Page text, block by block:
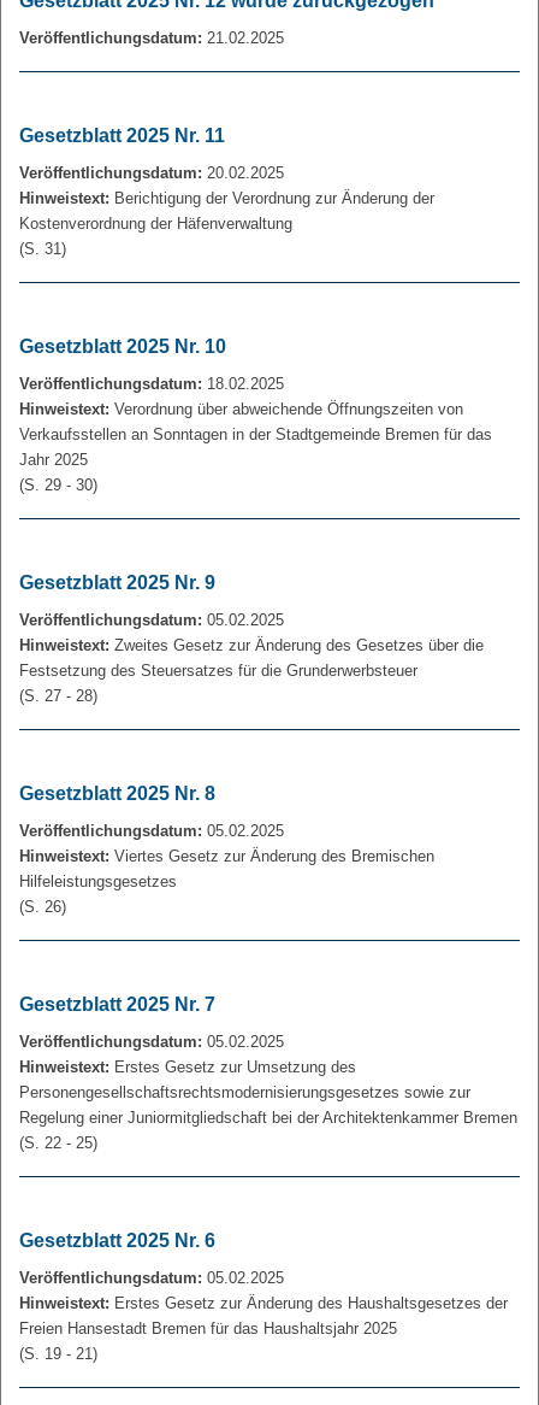
Veröffentlichungsdatum: 21.02.2025
Gesetzblatt 2025 Nr. 11
Veröffentlichungsdatum: 20.02.2025
Hinweistext: Berichtigung der Verordnung zur Änderung der
Kostenverordnung der Häfenverwaltung
(S. 31)
Gesetzblatt 2025 Nr. 10
Veröffentlichungsdatum: 18.02.2025
Hinweistext: Verordnung über abweichende Öffnungszeiten von
Verkaufsstellen an Sonntagen in der Stadtgemeinde Bremen für das
Jahr 2025
(S. 29 - 30)
Gesetzblatt 2025 Nr. 9
Veröffentlichungsdatum: 05.02.2025
Hinweistext: Zweites Gesetz zur Änderung des Gesetzes über die
Festsetzung des Steuersatzes für die Grunderwerbsteuer
(S. 27 - 28)
Gesetzblatt 2025 Nr. 8
Veröffentlichungsdatum: 05.02.2025
Hinweistext: Viertes Gesetz zur Änderung des Bremischen
Hilfeleistungsgesetzes
(S. 26)
Gesetzblatt 2025 Nr. 7
Veröffentlichungsdatum: 05.02.2025
Hinweistext: Erstes Gesetz zur Umsetzung des
Personengesellschaftsrechtsmodernisierungsgesetzes sowie zur
Regelung einer Juniormitgliedschaft bei der Architektenkammer Bremen
(S. 22 - 25)
Gesetzblatt 2025 Nr. 6
Veröffentlichungsdatum: 05.02.2025
Hinweistext: Erstes Gesetz zur Änderung des Haushaltsgesetzes der
Freien Hansestadt Bremen für das Haushaltsjahr 2025
(S. 19 - 21)